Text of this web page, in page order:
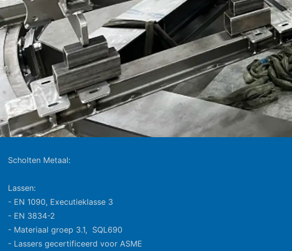
Scholten Metaal:
Lassen:
- EN 1090, Executieklasse 3
- EN 3834-2
- Materiaal groep 3.1, SQL690
- Lassers gecertificeerd voor ASME